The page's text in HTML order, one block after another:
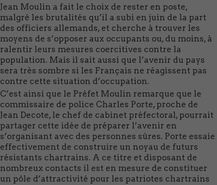
Jean Moulin a fait le choix de rester en poste,
malgré les brutalités qu’il a subi en juin de la part
des officiers allemands, et cherche à trouver les
moyens de s’opposer aux occupants ou, du moins, à
ralentir leurs mesures coercitives contre la
population. Mais il sait aussi que l’avenir du pays
sera très sombre si les Français ne réagissent pas
contre cette situation d’occupation.
C’est ainsi que le Préfet Moulin remarque que le
commissaire de police Charles Porte, proche de
Jean Decote, le chef de cabinet préfectoral, pourrait
partager cette idée de préparer l’avenir en
s’organisant avec des personnes sûres. Porte essaie
effectivement de construire un noyau de futurs
résistants chartrains. A ce titre et disposant de
nombreux contacts il est en mesure de constituer
un pôle d’attractivité pour les patriotes chartrains